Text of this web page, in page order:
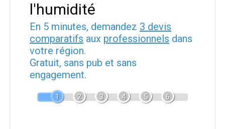
l'humidité
En 5 minutes, demandez 3 devis
comparatifs aux professionnels dans
votre région.
Gratuit, sans pub et sans
engagement.
1 2 3 4 5 6